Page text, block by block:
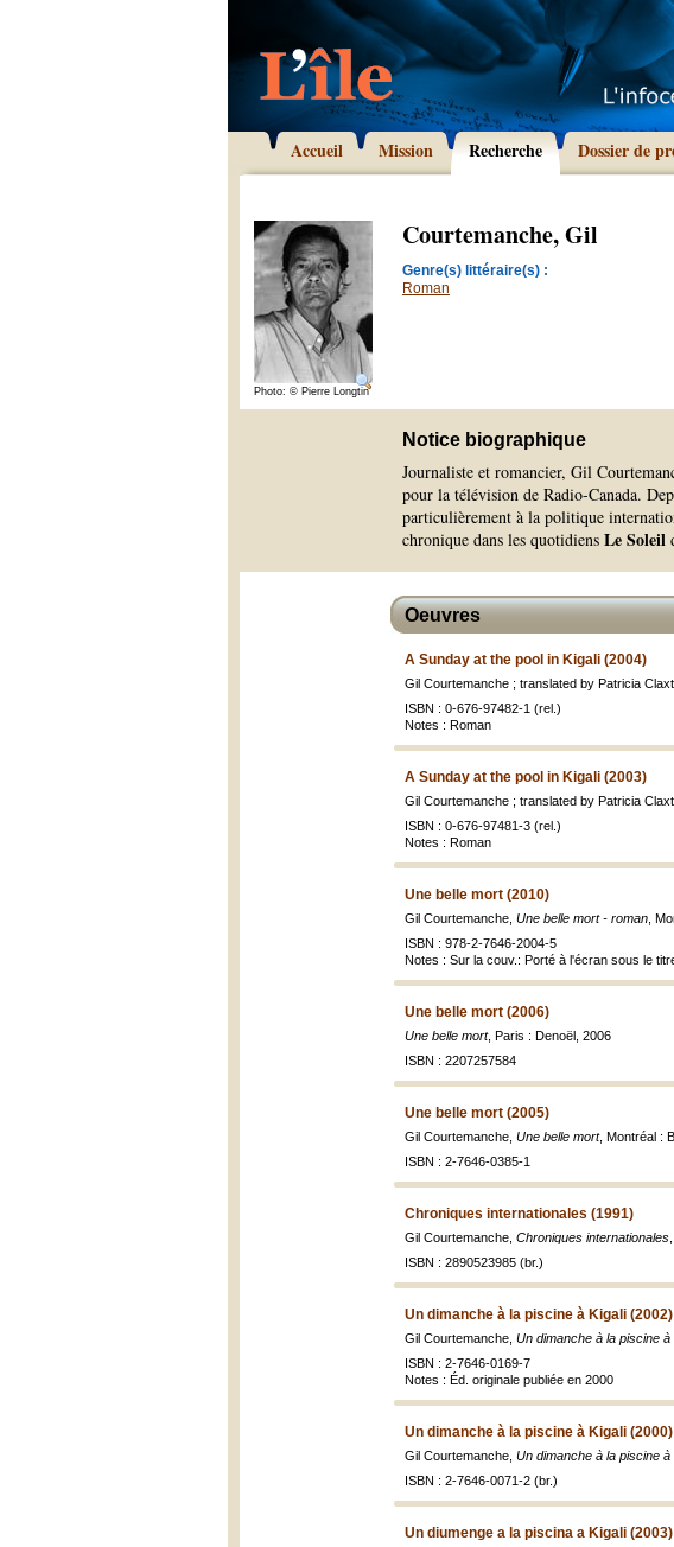
Accueil Mission Recherche Dossier de
Photo: © Pierre Longtin
Courtemanche, Gil
Genre(s) littéraire(s) :
Roman
Notice biographique
Journaliste et romancier, Gil
pour la télévision de Radio-Canada.
particulièrement à la politique
chronique dans les quotidiens Le Soleil
Oeuvres
A Sunday at the pool in Kigali (2004)
Gil Courtemanche ; translated by Patricia
ISBN : 0-676-97482-1 (rel.)
Notes : Roman
A Sunday at the pool in Kigali (2003)
Gil Courtemanche ; translated by Patricia
ISBN : 0-676-97481-3 (rel.)
Notes : Roman
Une belle mort (2010)
Gil Courtemanche, Une belle mort - roman ,
ISBN : 978-2-7646-2004-5
Notes : Sur la couv.: Porté à l'écran sous le
Une belle mort (2006)
Une belle mort, Paris : Denoël, 2006
ISBN : 2207257584
Une belle mort (2005)
Gil Courtemanche, Une belle mort, Montréal :
ISBN : 2-7646-0385-1
Chroniques internationales (1991)
Gil Courtemanche, Chroniques internationales
ISBN : 2890523985 (br.)
Un dimanche à la piscine à Kigali (2002)
Gil Courtemanche, Un dimanche à la piscine à
ISBN : 2-7646-0169-7
Notes : Éd. originale publiée en 2000
Un dimanche à la piscine à Kigali (2000)
Gil Courtemanche, Un dimanche à la piscine à
ISBN : 2-7646-0071-2 (br.)
Un diumenge a la piscina a Kigali (2003)